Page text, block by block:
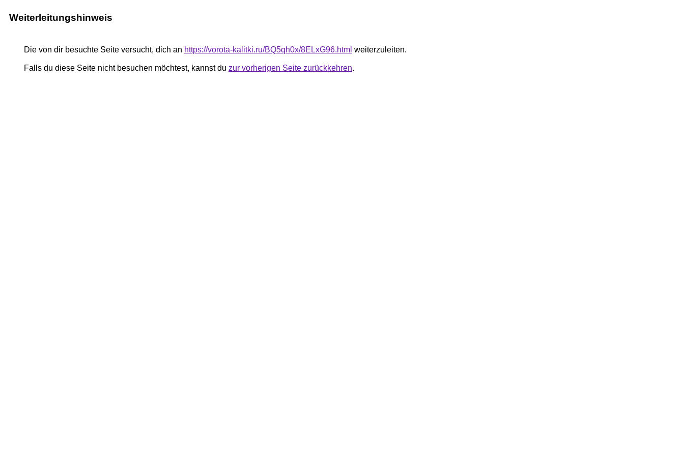
Weiterleitungshinweis
Die von dir besuchte Seite versucht, dich an https://vorota-kalitki.ru/BQ5qh0x/8ELxG96.html weiterzuleiten.
Falls du diese Seite nicht besuchen möchtest, kannst du zur vorherigen Seite zurückkehren.